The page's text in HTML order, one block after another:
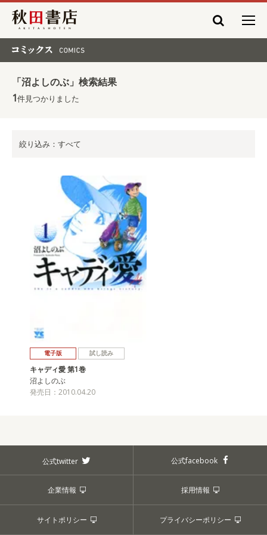
秋田書店
「沼よしのぶ」検索結果
1件見つかりました
絞り込み：すべて
電子版 試し読み
キャディ愛 第1巻
沼よしのぶ
発売日：2010.04.20
公式twitter 公式facebook
企業情報 採用情報
サイトポリシー プライバシーポリシー